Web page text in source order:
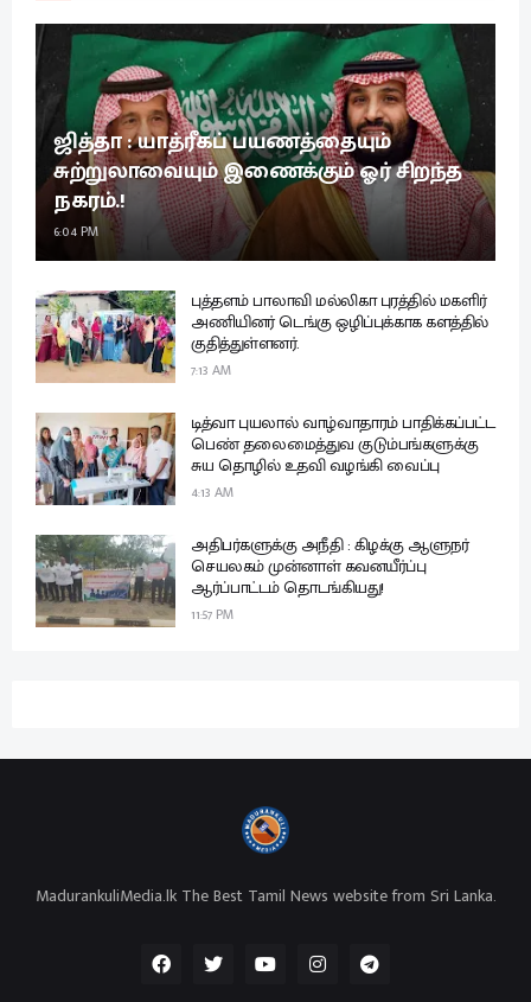
ஜித்தா : யாத்ரீகப் பயணத்தையும்
சுற்றுலாவையும் இணைக்கும் ஓர் சிறந்த
நகரம்.!
6:04 PM
புத்தளம் பாலாவி மல்லிகா புரத்தில் மகளிர்
அணியினர் டெங்கு ஒழிப்புக்காக களத்தில்
குதித்துள்ளனர்.
7:13 AM
டித்வா புயலால் வாழ்வாதாரம் பாதிக்கப்பட்ட
பெண் தலைமைத்துவ குடும்பங்களுக்கு
சுய தொழில் உதவி வழங்கி வைப்பு
4:13 AM
அதிபர்களுக்கு அநீதி : கிழக்கு ஆளுநர்
செயலகம் முன்னாள் கவனயீர்ப்பு
ஆர்ப்பாட்டம் தொடங்கியது!
11:57 PM
MadurankuliMedia.lk The Best Tamil News website from Sri Lanka.